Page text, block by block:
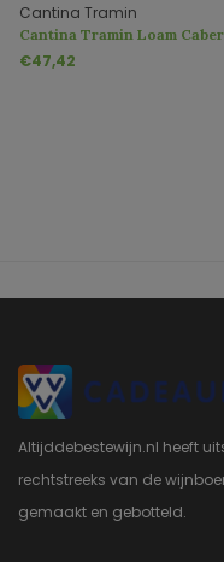
Cantina Tramin
Cantina Tramin Loam
Merlot Riserva
€47,42
Altijddebestewijn.nl heeft
rechtstreeks van de
gemaakt en gebotteld.